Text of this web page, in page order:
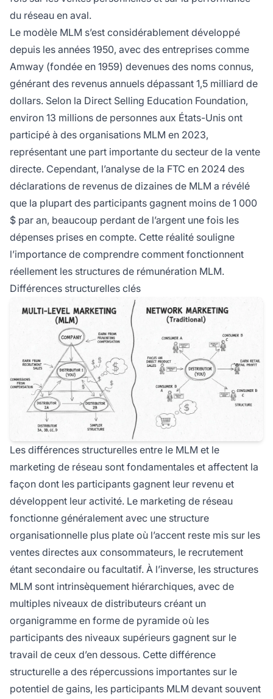
du réseau en aval.
Le modèle MLM s’est considérablement développé
depuis les années 1950, avec des entreprises comme
Amway (fondée en 1959) devenues des noms connus,
générant des revenus annuels dépassant 1,5 milliard de
dollars. Selon la Direct Selling Education Foundation,
environ 13 millions de personnes aux États-Unis ont
participé à des organisations MLM en 2023,
représentant une part importante du secteur de la vente
directe. Cependant, l’analyse de la FTC en 2024 des
déclarations de revenus de dizaines de MLM a révélé
que la plupart des participants gagnent moins de 1 000
$ par an, beaucoup perdant de l’argent une fois les
dépenses prises en compte. Cette réalité souligne
l’importance de comprendre comment fonctionnent
réellement les structures de rémunération MLM.
Différences structurelles clés
Les différences structurelles entre le MLM et le
marketing de réseau sont fondamentales et affectent la
façon dont les participants gagnent leur revenu et
développent leur activité. Le marketing de réseau
fonctionne généralement avec une structure
organisationnelle plus plate où l’accent reste mis sur les
ventes directes aux consommateurs, le recrutement
étant secondaire ou facultatif. À l’inverse, les structures
MLM sont intrinsèquement hiérarchiques, avec de
multiples niveaux de distributeurs créant un
organigramme en forme de pyramide où les
participants des niveaux supérieurs gagnent sur le
travail de ceux d’en dessous. Cette différence
structurelle a des répercussions importantes sur le
potentiel de gains, les participants MLM devant souvent